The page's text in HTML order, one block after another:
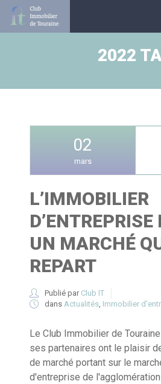
2022
02
mars
L’IMMOBILIER
UN MARCHÉ
REPART
Publié par Club IT
dans Actualités, Immobilier
Le Club Immobilier de
ses partenaires ont le plaisir
de marché portant sur le
d'entreprise de
Panneau de gestion des cookies